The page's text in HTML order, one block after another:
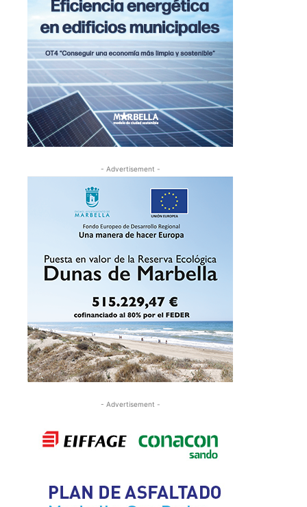
- Advertisement -
- Advertisement -